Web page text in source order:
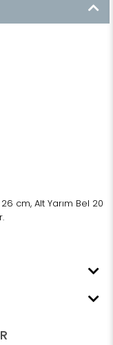
cm, Alt Yarım Bel 20